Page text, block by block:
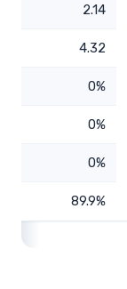
2.14
4.32
0%
0%
0%
89.9%